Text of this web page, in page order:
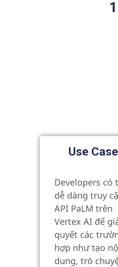
Use Case
Developers có
dễ dàng truy
API PaLM trên
Vertex AI để
quyết các
hợp như tạo
dung, trò